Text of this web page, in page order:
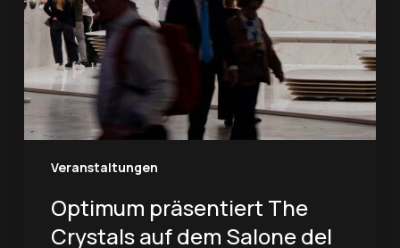
Veranstaltungen
Optimum präsentiert The
Crystals auf dem Salone del